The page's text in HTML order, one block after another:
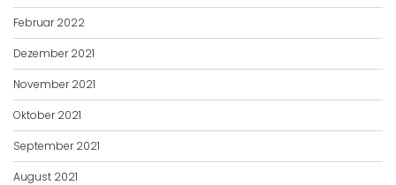
Februar 2022
Dezember 2021
November 2021
Oktober 2021
September 2021
August 2021